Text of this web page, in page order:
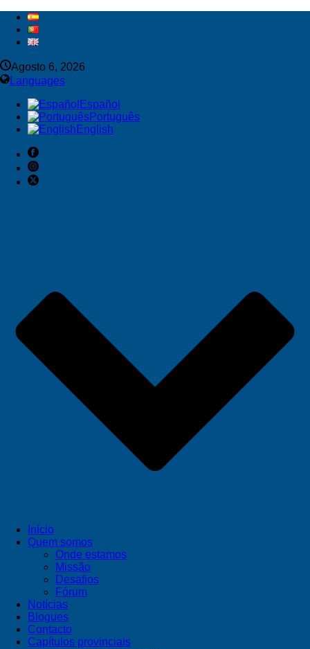
Agosto 6, 2026
Languages
Español
Português
English
Início
Quem somos
Onde estamos
Missão
Desafios
Fórum
Notícias
Blogues
Contacto
Capítulos provinciais